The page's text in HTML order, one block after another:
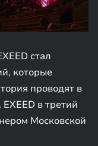
стал
которые
проводят в
в третий
Московской